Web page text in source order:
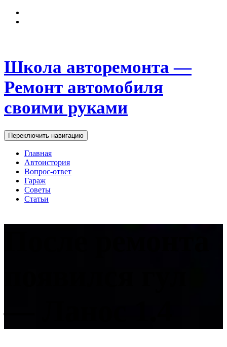
Школа авторемонта —
Ремонт автомобиля
своими руками
Переключить навигацию
Главная
Автоистория
Вопрос-ответ
Гараж
Советы
Статьи